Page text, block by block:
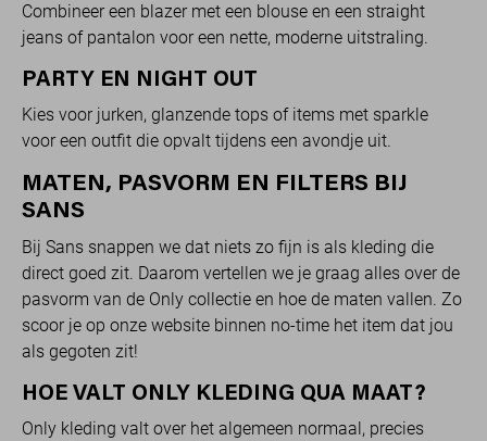
Combineer een blazer met een blouse en een straight
jeans of pantalon voor een nette, moderne uitstraling.
PARTY EN NIGHT OUT
Kies voor jurken, glanzende tops of items met sparkle
voor een outfit die opvalt tijdens een avondje uit.
MATEN, PASVORM EN FILTERS BIJ
SANS
Bij Sans snappen we dat niets zo fijn is als kleding die
direct goed zit. Daarom vertellen we je graag alles over de
pasvorm van de Only collectie en hoe de maten vallen. Zo
scoor je op onze website binnen no-time het item dat jou
als gegoten zit!
HOE VALT ONLY KLEDING QUA MAAT?
Only kleding valt over het algemeen normaal, precies